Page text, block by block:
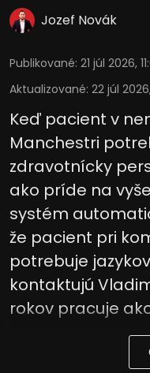
Jozef Novák
Publikované: 21 júl 2026,
Aktualizované: 22 júl
Keď pacient v
Manchestri
zdravotnícky
ako príde na
systém
že pacient pri
potrebuje
kontaktujú
rokov pracuje
Použiť profily na
obsahu
Meranie výkonnosti
Meranie výkonnosti
Pochopiť cieľové
štatistík alebo
rôznych zdrojov
Vývoj a zlepšovanie
Použitie
obsahu
Špeciálne funkcie IAB:
Používanie
geografickej polohe
aktívne
Účely spracovania, ktoré